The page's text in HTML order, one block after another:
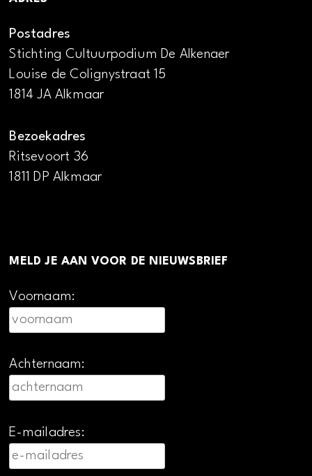
Postadres
Stichting Cultuurpodium De Alkenaer
Louise de Colignystraat 15
1814 JA Alkmaar
Bezoekadres
Ritsevoort 36
1811 DP Alkmaar
MELD JE AAN VOOR DE NIEUWSBRIEF
Voornaam:
Achternaam:
E-mailadres: